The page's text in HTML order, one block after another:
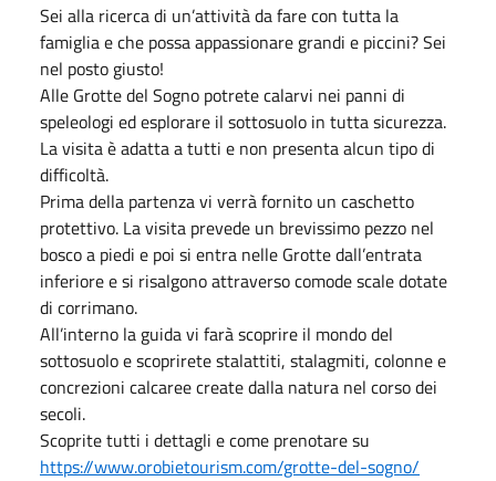
Sei alla ricerca di un’attività da fare con tutta la
famiglia e che possa appassionare grandi e piccini? Sei
nel posto giusto!
Alle Grotte del Sogno potrete calarvi nei panni di
speleologi ed esplorare il sottosuolo in tutta sicurezza.
La visita è adatta a tutti e non presenta alcun tipo di
difficoltà.
Prima della partenza vi verrà fornito un caschetto
protettivo. La visita prevede un brevissimo pezzo nel
bosco a piedi e poi si entra nelle Grotte dall’entrata
inferiore e si risalgono attraverso comode scale dotate
di corrimano.
All’interno la guida vi farà scoprire il mondo del
sottosuolo e scoprirete stalattiti, stalagmiti, colonne e
concrezioni calcaree create dalla natura nel corso dei
secoli.
Scoprite tutti i dettagli e come prenotare su
https://www.orobietourism.com/grotte-del-sogno/